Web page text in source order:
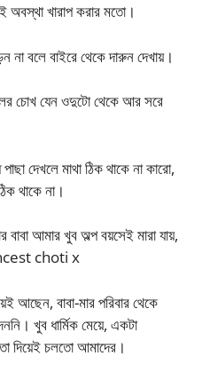
অবস্থা খারাপ করার মতো।
বলে বাইরে থেকে দারুন দেখায়।
চোখ যেন ওদুটো থেকে আর সরে
দেখলে মাথা ঠিক থাকে না কারো,
থাকে না।
আমার খুব অল্প বয়সেই মারা যায়,
choti x
আছেন, বাবা-মার পরিবার থেকে
খুব ধার্মিক মেয়ে, একটা
দিয়েই চলতো আমাদের।